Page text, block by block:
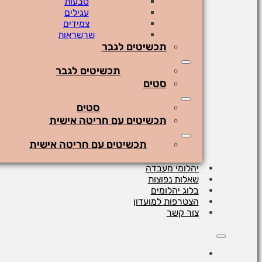
עגילים
צמידים
שרשראות
תכשיטים לגבר
תכשיטים לגבר
סטים
סטים
תכשיטים עם חריטה אישית
תכשיטים עם חריטה אישית
יהלומי מעבדה
שאלות נפוצות
בלוג יהלומים
הצטרפות למועדון
צור קשר